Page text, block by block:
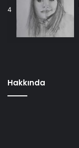
4
Hakkında